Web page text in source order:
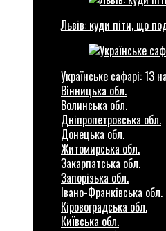
Львів: куди піти, що
Українське сафарі: 13
Вінницька обл.
Волинська обл.
Дніпропетровська обл.
Донецька обл.
Житомирська обл.
Закарпатська обл.
Запорізька обл.
Івано-Франківська обл.
Кіровоградська обл.
Київська обл.